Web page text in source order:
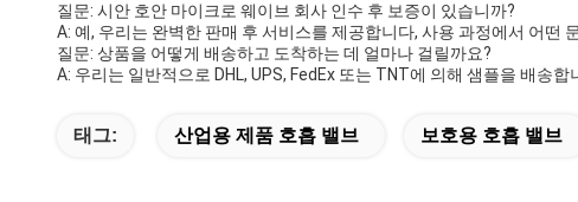
질문: 시안 호안 마이크로 웨이브 회사 인수 후 보증이 있습니까?
A: 예, 우리는 완벽한 판매 후 서비스를 제공합니다, 사용 과정에서 어떤
질문: 상품을 어떻게 배송하고 도착하는 데 얼마나 걸릴까요?
A: 우리는 일반적으로 DHL, UPS, FedEx 또는 TNT에 의해 샘플을 배송
태그: 산업용 제품 호흡 밸브 보호용 호흡 밸브